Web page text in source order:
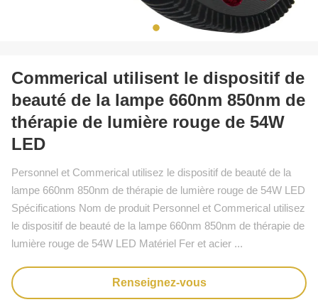
Commerical utilisent le dispositif de
beauté de la lampe 660nm 850nm de
thérapie de lumière rouge de 54W
LED
Personnel et Commerical utilisez le dispositif de beauté de la
lampe 660nm 850nm de thérapie de lumière rouge de 54W LED
Spécifications Nom de produit Personnel et Commerical utilisez
le dispositif de beauté de la lampe 660nm 850nm de thérapie de
lumière rouge de 54W LED Matériel Fer et acier ...
Renseignez-vous